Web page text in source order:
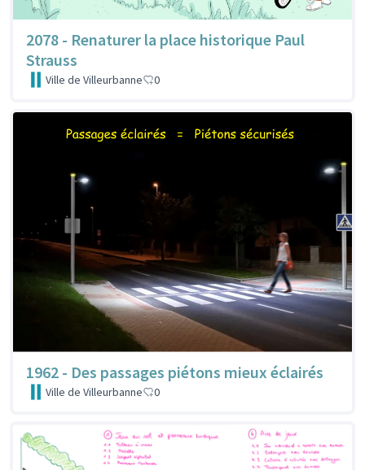
2078 - Renaturer la place historique Paul
Strauss
Ville de Villeurbanne 0
1962 - Des passages piétons mieux éclairés
Ville de Villeurbanne 0